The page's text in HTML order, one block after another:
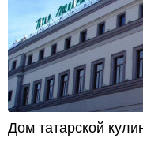
Дом татарской